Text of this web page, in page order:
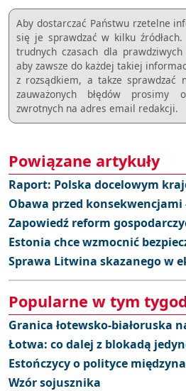
Aby dostarczać Państwu rzetelne
się je sprawdzać w kilku
trudnych czasach dla
aby zawsze do każdej takiej
z rozsądkiem, a takze sprawdzać
zauważonych błędów prosimy
zwrotnych na adres email redakcji.
Powiązane artykuły
Raport: Polska docelowym
Obawa przed konsekwencjami
Zapowiedź reform
Estonia chce wzmocnić
Sprawa Litwina skazanego w
Popularne w tym
Granica łotewsko-białoruska
Łotwa: co dalej z blokadą
Estończycy o polityce
Wzór sojusznika